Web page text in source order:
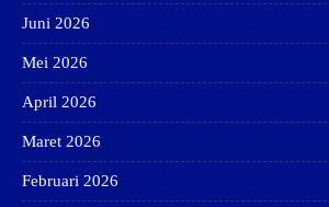
Juni 2026
Mei 2026
April 2026
Maret 2026
Februari 2026